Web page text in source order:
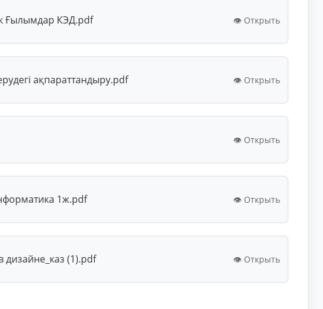
Ғылымдар КЭД.pdf 👁️ Открыть
ақпараттандыру.pdf 👁️ Открыть
👁️ Открыть
1ж.pdf 👁️ Открыть
(1).pdf 👁️ Открыть